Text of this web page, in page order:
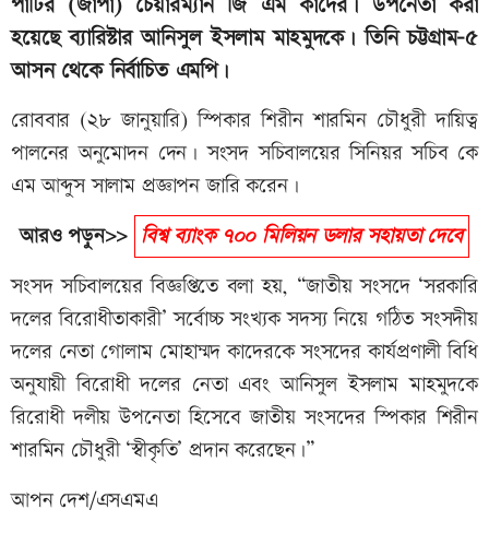
হয়েছে ব্যারিস্টার আনিসুল ইসলাম মাহমুদকে। তিনি চট্টগ্রাম-৫
আসন থেকে নির্বাচিত এমপি।
রোববার (২৮ জানুয়ারি) স্পিকার শিরীন শারমিন চৌধুরী দায়িত্ব
পালনের অনুমোদন দেন। সংসদ সচিবালয়ের সিনিয়র সচিব কে
এম আব্দুস সালাম প্রজ্ঞাপন জারি করেন।
আরও পড়ুন>> বিশ্ব ব্যাংক ৭০০ মিলিয়ন ডলার সহায়তা দেবে
সংসদ সচিবালয়ের বিজ্ঞপ্তিতে বলা হয়, “জাতীয় সংসদে ‘সরকারি
দলের বিরোধীতাকারী’ সর্বোচ্চ সংখ্যক সদস্য নিয়ে গঠিত সংসদীয়
দলের নেতা গোলাম মোহাম্মদ কাদেরকে সংসদের কার্যপ্রণালী বিধি
অনুযায়ী বিরোধী দলের নেতা এবং আনিসুল ইসলাম মাহমুদকে
রিরোধী দলীয় উপনেতা হিসেবে জাতীয় সংসদের স্পিকার শিরীন
শারমিন চৌধুরী ‘স্বীকৃতি’ প্রদান করেছেন।”
আপন দেশ/এসএমএ